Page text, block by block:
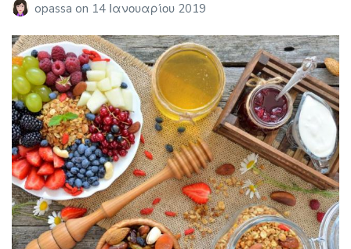
opassa on 14 Ιανουαρίου 2019